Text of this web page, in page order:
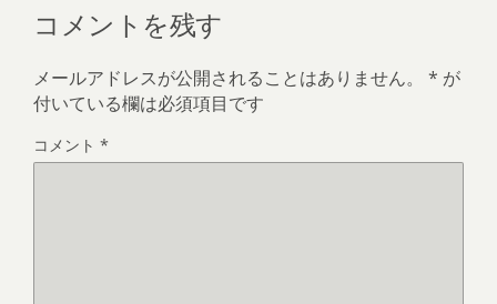
コメントを残す
メールアドレスが公開されることはありません。 * が
付いている欄は必須項目です
コメント *